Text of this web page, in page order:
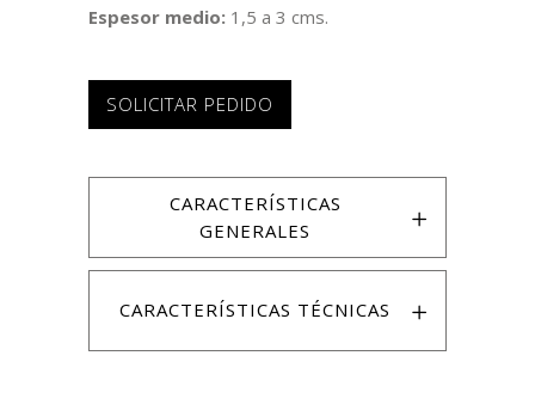
Espesor medio: 1,5 a 3 cms.
SOLICITAR PEDIDO
CARACTERÍSTICAS
GENERALES
CARACTERÍSTICAS TÉCNICAS